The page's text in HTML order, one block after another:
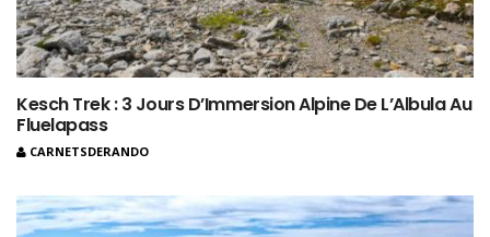
Kesch Trek : 3 Jours D’Immersion Alpine De L’Albula Au
Fluelapass
CARNETSDERANDO